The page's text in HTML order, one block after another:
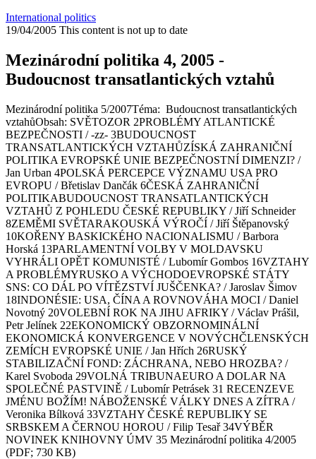
International politics
19/04/2005 This content is not up to date
Mezinárodní politika 4, 2005 -
Budoucnost transatlantických vztahů
Mezinárodní politika 5/2007Téma: Budoucnost transatlantických
vztahůObsah: SVĚTOZOR 2PROBLÉMY ATLANTICKÉ
BEZPEČNOSTI / -zz- 3BUDOUCNOST
TRANSATLANTICKÝCH VZTAHŮZÍSKÁ ZAHRANIČNÍ
POLITIKA EVROPSKÉ UNIE BEZPEČNOSTNÍ DIMENZI? /
Jan Urban 4POLSKÁ PERCEPCE VÝZNAMU USA PRO
EVROPU / Břetislav Dančák 6ČESKÁ ZAHRANIČNÍ
POLITIKABUDOUCNOST TRANSATLANTICKÝCH
VZTAHŮ Z POHLEDU ČESKÉ REPUBLIKY / Jiří Schneider
8ZEMĚMI SVĚTARAKOUSKÁ VÝROČÍ / Jiří Štěpanovský
10KOŘENY BASKICKÉHO NACIONALISMU / Barbora
Horská 13PARLAMENTNÍ VOLBY V MOLDAVSKU
VYHRÁLI OPĚT KOMUNISTÉ / Lubomír Gombos 16VZTAHY
A PROBLÉMYRUSKO A VÝCHODOEVROPSKÉ STÁTY
SNS: CO DÁL PO VÍTĚZSTVÍ JUŠČENKA? / Jaroslav Šimov
18INDONÉSIE: USA, ČÍNA A ROVNOVÁHA MOCI / Daniel
Novotný 20VOLEBNÍ ROK NA JIHU AFRIKY / Václav Prášil,
Petr Jelínek 22EKONOMICKÝ OBZORNOMINÁLNÍ
EKONOMICKÁ KONVERGENCE V NOVÝCHČLENSKÝCH
ZEMÍCH EVROPSKÉ UNIE / Jan Hřích 26RUSKÝ
STABILIZAČNÍ FOND: ZÁCHRANA, NEBO HROZBA? /
Karel Svoboda 29VOLNÁ TRIBUNAEURO A DOLAR NA
SPOLEČNÉ PASTVINĚ / Lubomír Petrásek 31 RECENZEVE
JMÉNU BOŽÍM! NÁBOŽENSKÉ VÁLKY DNES A ZÍTRA /
Veronika Bílková 33VZTAHY ČESKÉ REPUBLIKY SE
SRBSKEM A ČERNOU HOROU / Filip Tesař 34VÝBĚR
NOVINEK KNIHOVNY ÚMV 35 Mezinárodní politika 4/2005
(PDF; 730 KB)